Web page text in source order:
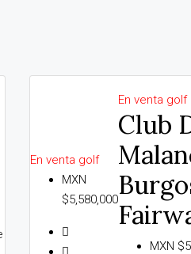
En venta golf
MXN
$5,580,000
En venta golf
Club
MXN